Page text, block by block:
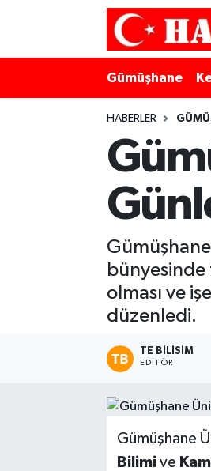
Gümüşhane
HABERLER
olması ve
düzenledi.
TE BILISIM
EDITÖR
Gümüşhane
Bilimive
Merkez Hava Durumu
Merkez Trafik Yoğunluk
Süper Lig Puan Durumu ve
Son Dakika Haberleri
Haber Arşivi